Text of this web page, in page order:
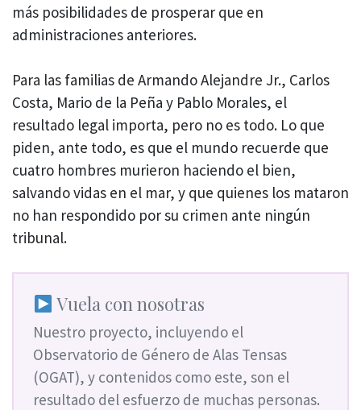
más posibilidades de prosperar que en
administraciones anteriores.
Para las familias de Armando Alejandre Jr., Carlos
Costa, Mario de la Peña y Pablo Morales, el
resultado legal importa, pero no es todo. Lo que
piden, ante todo, es que el mundo recuerde que
cuatro hombres murieron haciendo el bien,
salvando vidas en el mar, y que quienes los mataron
no han respondido por su crimen ante ningún
tribunal.
Vuela con nosotras
Nuestro proyecto, incluyendo el
Observatorio de Género de Alas Tensas
(OGAT), y contenidos como este, son el
resultado del esfuerzo de muchas personas.